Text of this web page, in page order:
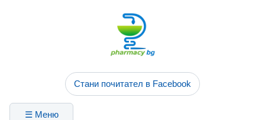
Стани почитател в Facebook
☰ Меню